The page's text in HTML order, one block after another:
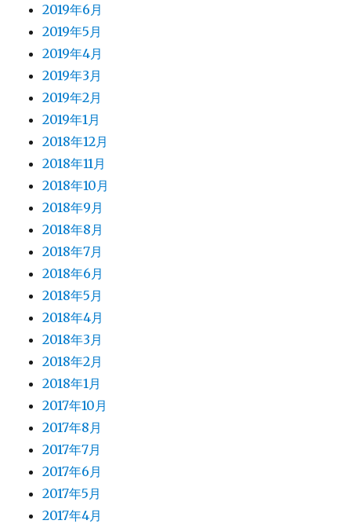
2019年6月
2019年5月
2019年4月
2019年3月
2019年2月
2019年1月
2018年12月
2018年11月
2018年10月
2018年9月
2018年8月
2018年7月
2018年6月
2018年5月
2018年4月
2018年3月
2018年2月
2018年1月
2017年10月
2017年8月
2017年7月
2017年6月
2017年5月
2017年4月